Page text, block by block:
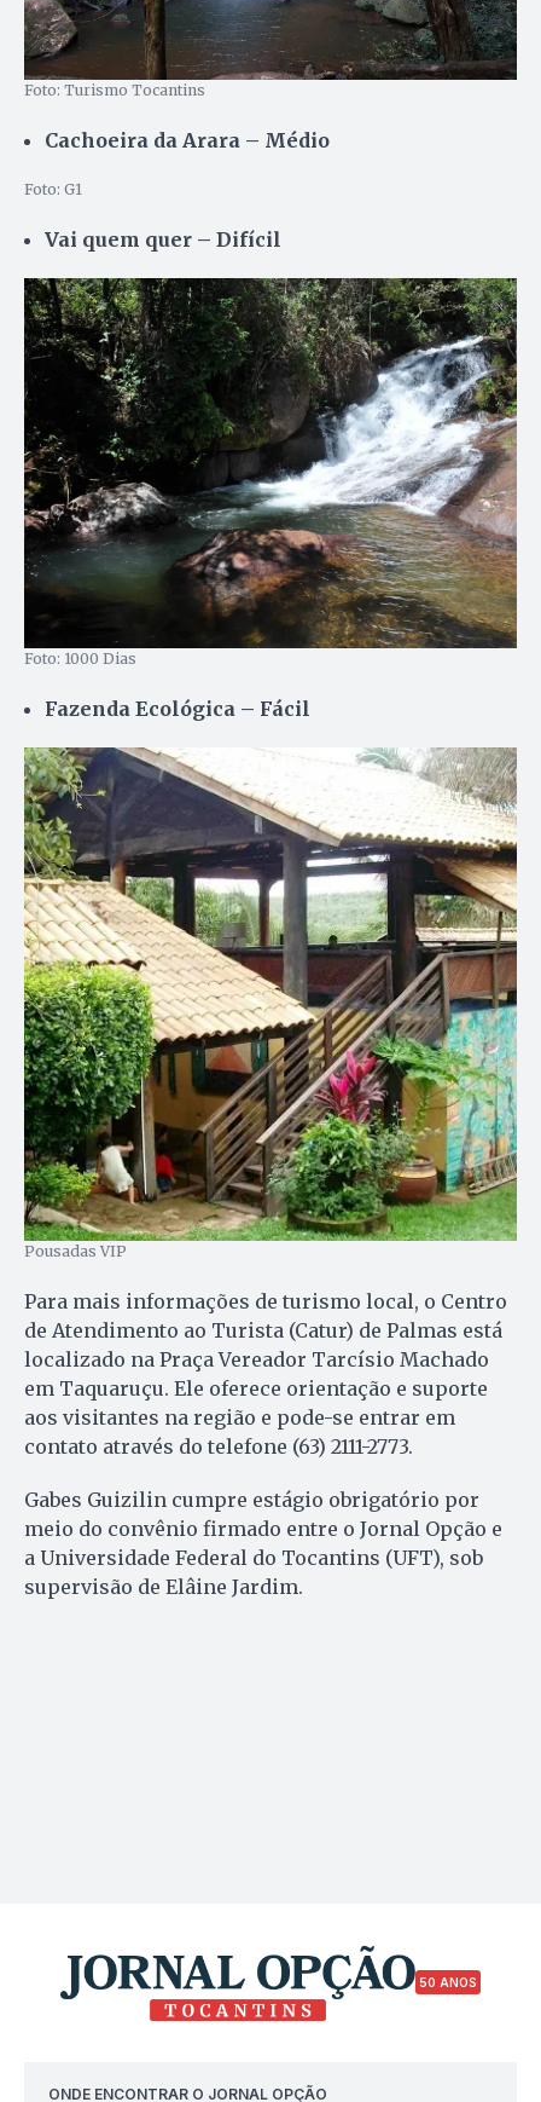
Foto: Turismo Tocantins
Cachoeira da Arara – Médio
Foto: G1
Vai quem quer – Difícil
Foto: 1000 Dias
Fazenda Ecológica – Fácil
Pousadas VIP
Para mais informações de turismo local, o Centro
de Atendimento ao Turista (Catur) de Palmas está
localizado na Praça Vereador Tarcísio Machado
em Taquaruçu. Ele oferece orientação e suporte
aos visitantes na região e pode-se entrar em
contato através do telefone (63) 2111-2773.
Gabes Guizilin cumpre estágio obrigatório por
meio do convênio firmado entre o Jornal Opção e
a Universidade Federal do Tocantins (UFT), sob
supervisão de Elâine Jardim.
50 ANOS
ONDE ENCONTRAR O JORNAL OPÇÃO